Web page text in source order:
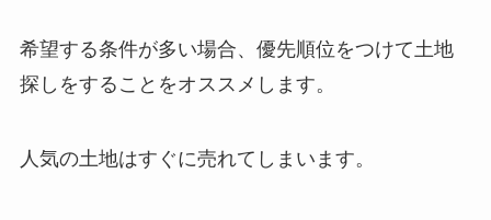
希望する条件が多い場合、優先順位をつけて土地
探しをすることをオススメします。
人気の土地はすぐに売れてしまいます。